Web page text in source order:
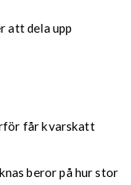
att dela upp
får kvarskatt
beror på hur stor